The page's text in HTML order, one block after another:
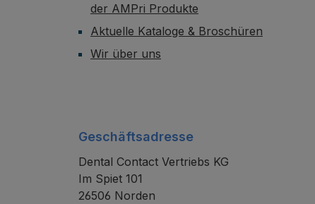
der AMPri Produkte
Aktuelle Kataloge & Broschüren
Wir über uns
Geschäftsadresse
Dental Contact Vertriebs KG
Im Spiet 101
26506 Norden